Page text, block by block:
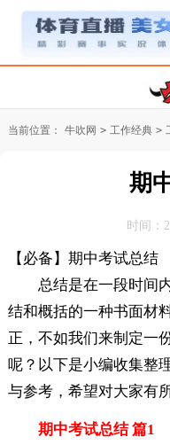
当前位置： 牛吹网 > 工作经典 >
期
时间：
【必备】期中考试总结
总结是在一段时间内
结和概括的一种书面材
正，不如我们来制定一
呢？以下是小编收集整
与参考，希望对大家有
期中考试总结 篇1